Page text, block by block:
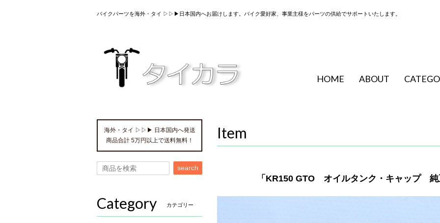
バイクパーツを海外・タイ ▷▷▶日本国内へお届けします。バイク愛好家、事業主様をパーツの供給でサポートいたします。
HOME ABOUT
Item
「KR150 GTO オイルタンク・キャップ 純
海外・タイ ▷▷▶ 日本国内へ発送
商品合計 5万円以上で送料無料！
search
Category カテゴリー